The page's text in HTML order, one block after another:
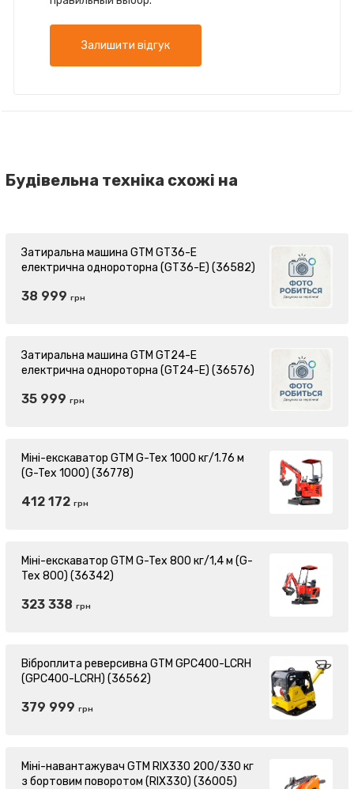
Залишити відгук
Будівельна техніка схожі на
Затиральна машина GTM GT36-E
електрична однороторна (GT36-E) (36582)
38 999 грн
Затиральна машина GTM GT24-E
електрична однороторна (GT24-E) (36576)
35 999 грн
Міні-екскаватор GTM G-Tex 1000 кг/1.76 м
(G-Tex 1000) (36778)
412 172 грн
Міні-екскаватор GTM G-Tex 800 кг/1,4 м (G-
Tex 800) (36342)
323 338 грн
Віброплита реверсивна GTM GPC400-LCRH
(GPC400-LCRH) (36562)
379 999 грн
Міні-навантажувач GTM RIX330 200/330 кг
з бортовим поворотом (RIX330) (36005)